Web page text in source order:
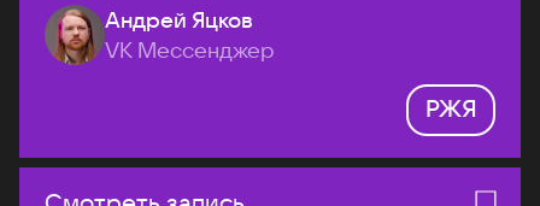
Андрей Яцков
VK Мессенджер
РЖЯ